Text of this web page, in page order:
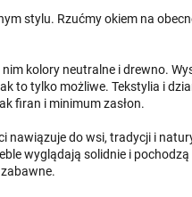
stylu. Rzućmy okiem na
kolory neutralne i drewno.
to tylko możliwe. Tekstylia i
firan i minimum zasłon.
nawiązuje do wsi, tradycji i
wyglądają solidnie i